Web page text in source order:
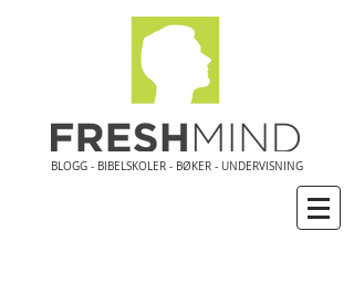
BLOGG - BIBELSKOLER - BØKER - UNDERVISNING